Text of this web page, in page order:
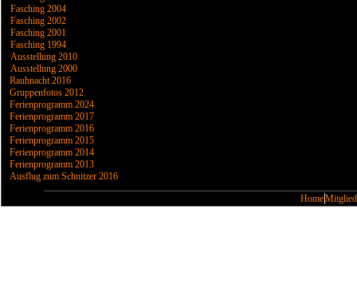
Fasching 2004
Fasching 2002
Fasching 2001
Fasching 1994
Ausstellung 2010
Ausstellung 2000
Rauhnacht 2016
Gruppenfotos 2012
Ferienprogramm 2024
Ferienprogramm 2017
Ferienprogramm 2016
Ferienprogramm 2015
Ferienprogramm 2014
Ferienprogramm 2013
Ausflug zum Schnitzer 2016
Home